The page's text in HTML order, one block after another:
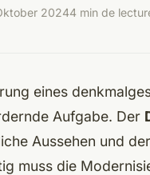
20244 min de
eines
Aufgabe. Der
Aussehen und
muss die